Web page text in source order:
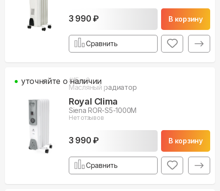
3 990 ₽ В корзину
Сравнить
#15м3
Масляный радиатор
Royal Clima
Siena ROR-S5-1000M
Нет отзывов
3 990 ₽ В корзину
уточняйте о наличии
Сравнить